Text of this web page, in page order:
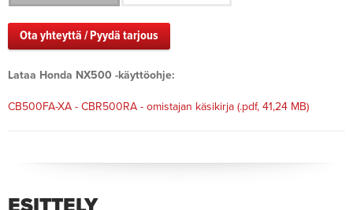
Ota yhteyttä / Pyydä tarjous
Lataa Honda NX500 -käyttöohje:
CB500FA-XA - CBR500RA - omistajan käsikirja (.pdf, 41,24 MB)